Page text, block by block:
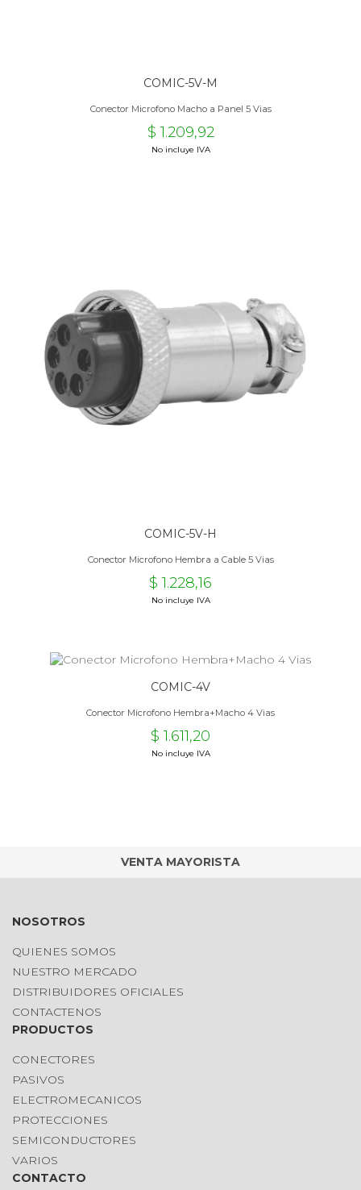
COMIC-5V-M
Conector Microfono Macho a Panel 5 Vias
$ 1.209,92
No incluye IVA
COMIC-5V-H
Conector Microfono Hembra a Cable 5 Vias
$ 1.228,16
No incluye IVA
COMIC-4V
Conector Microfono Hembra+Macho 4 Vias
$ 1.611,20
No incluye IVA
VENTA MAYORISTA
NOSOTROS
QUIENES SOMOS
NUESTRO MERCADO
DISTRIBUIDORES OFICIALES
CONTACTENOS
PRODUCTOS
CONECTORES
PASIVOS
ELECTROMECANICOS
PROTECCIONES
SEMICONDUCTORES
VARIOS
CONTACTO